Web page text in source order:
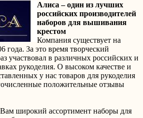
Алиса – один из лучших
российских производителей
наборов для вышивания
крестом
Компания существует на
года. За это время творческий
участвовал в различных российских и
рукоделия. О высоком качестве и
у нас товаров для рукоделия
положительные отзывы
широкий ассортимент наборы для